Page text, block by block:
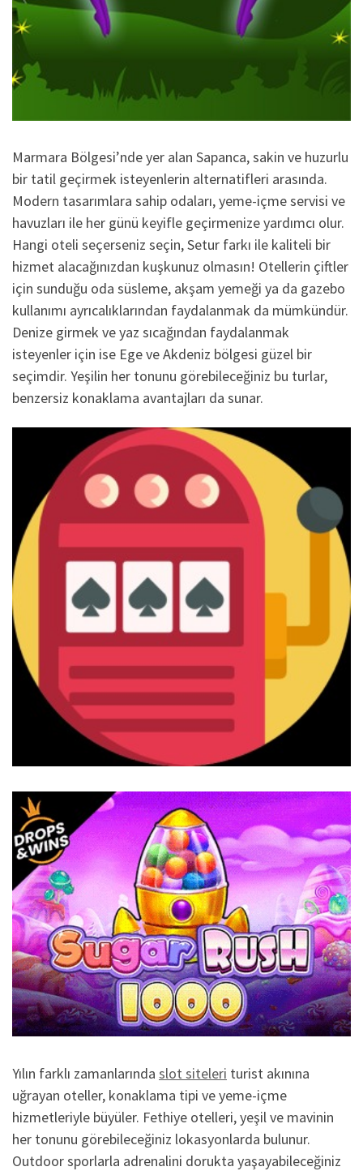
Marmara Bölgesi’nde yer alan Sapanca, sakin ve huzurlu
bir tatil geçirmek isteyenlerin alternatifleri arasında.
Modern tasarımlara sahip odaları, yeme-içme servisi ve
havuzları ile her günü keyifle geçirmenize yardımcı olur.
Hangi oteli seçerseniz seçin, Setur farkı ile kaliteli bir
hizmet alacağınızdan kuşkunuz olmasın! Otellerin çiftler
için sunduğu oda süsleme, akşam yemeği ya da gazebo
kullanımı ayrıcalıklarından faydalanmak da mümkündür.
Denize girmek ve yaz sıcağından faydalanmak
isteyenler için ise Ege ve Akdeniz bölgesi güzel bir
seçimdir. Yeşilin her tonunu görebileceğiniz bu turlar,
benzersiz konaklama avantajları da sunar.
Yılın farklı zamanlarında slot siteleri turist akınına
uğrayan oteller, konaklama tipi ve yeme-içme
hizmetleriyle büyüler. Fethiye otelleri, yeşil ve mavinin
her tonunu görebileceğiniz lokasyonlarda bulunur.
Outdoor sporlarla adrenalini dorukta yaşayabileceğiniz